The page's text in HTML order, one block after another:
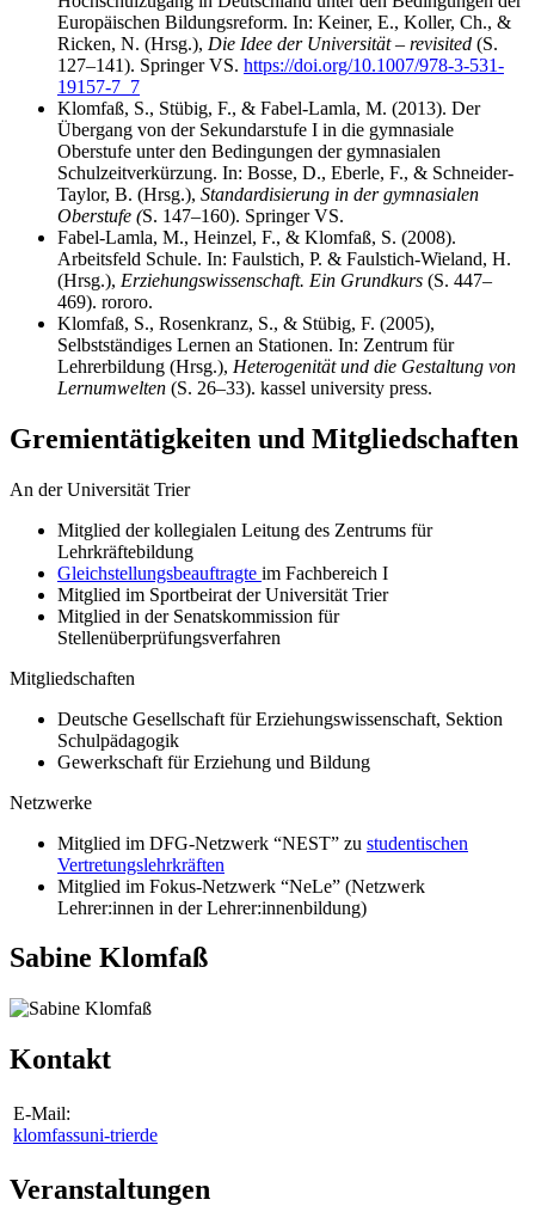
Europäischen Bildungsreform. In: Keiner, E., Koller, Ch., &
Ricken, N. (Hrsg.), Die Idee der Universität – revisited (S.
127–141). Springer VS. https://doi.org/10.1007/978-3-531-
19157-7_7
Klomfaß, S., Stübig, F., & Fabel-Lamla, M. (2013). Der
Übergang von der Sekundarstufe I in die gymnasiale
Oberstufe unter den Bedingungen der gymnasialen
Schulzeitverkürzung. In: Bosse, D., Eberle, F., & Schneider-
Taylor, B. (Hrsg.), Standardisierung in der gymnasialen
Oberstufe (S. 147–160). Springer VS.
Fabel-Lamla, M., Heinzel, F., & Klomfaß, S. (2008).
Arbeitsfeld Schule. In: Faulstich, P. & Faulstich-Wieland, H.
(Hrsg.), Erziehungswissenschaft. Ein Grundkurs (S. 447–
469). rororo.
Klomfaß, S., Rosenkranz, S., & Stübig, F. (2005),
Selbstständiges Lernen an Stationen. In: Zentrum für
Lehrerbildung (Hrsg.), Heterogenität und die Gestaltung von
Lernumwelten (S. 26–33). kassel university press.
Gremientätigkeiten und Mitgliedschaften
An der Universität Trier
Mitglied der kollegialen Leitung des Zentrums für
Lehrkräftebildung
Gleichstellungsbeauftragte im Fachbereich I
Mitglied im Sportbeirat der Universität Trier
Mitglied in der Senatskommission für
Stellenüberprüfungsverfahren
Mitgliedschaften
Deutsche Gesellschaft für Erziehungswissenschaft, Sektion
Schulpädagogik
Gewerkschaft für Erziehung und Bildung
Netzwerke
Mitglied im DFG-Netzwerk “NEST” zu studentischen
Vertretungslehrkräften
Mitglied im Fokus-Netzwerk “NeLe” (Netzwerk
Lehrer:innen in der Lehrer:innenbildung)
Sabine Klomfaß
Kontakt
E-Mail:
klomfassuni-trierde
Veranstaltungen